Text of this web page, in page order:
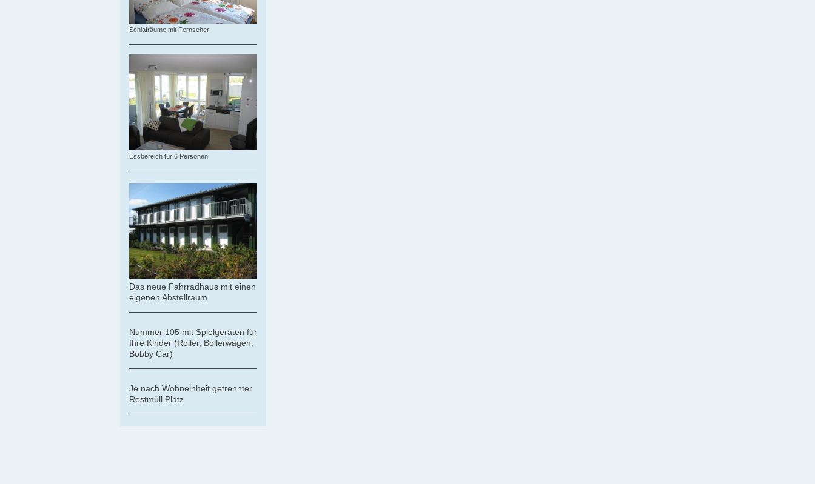
Schlafräume mit Fernseher
Essbereich für 6 Personen
Das neue Fahrradhaus mit einen
eigenen Abstellraum
Nummer 105 mit Spielgeräten für
Ihre Kinder (Roller, Bollerwagen,
Bobby Car)
Je nach Wohneinheit getrennter
Restmüll Platz